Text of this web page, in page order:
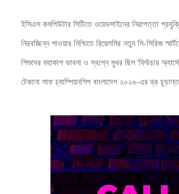
ইসিএস কমপিউটার সিটিতে ওয়েভসাইনের নিরাপত্তা
নিরবচ্ছিন্ন পাওয়ার নিশ্চিতে রিয়েলমির নতুন সি-সিরিজ
শিশুদের মহাকাশ ভাবনা ও স্বপ্নে মুখর ছিল ‘ফিউচার
টেকনো সাফ চ্যাম্পিয়নশিপ বাংলাদেশ ২০২৬-এর ড্র চূড়ান্ত